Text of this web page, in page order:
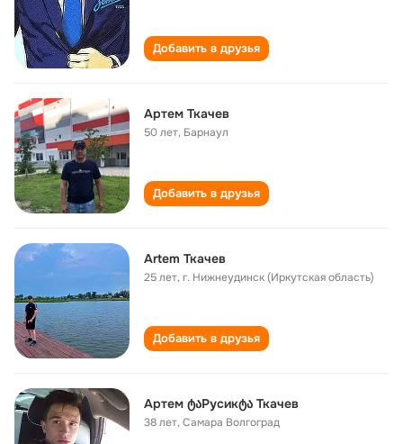
Добавить в друзья
Артем Ткачев
50 лет, Барнаул
Добавить в друзья
Artеm Ткачев
25 лет,г. Нижнеудинск (Иркутская область)
Добавить в друзья
Артем ტაРусикტა Ткачев
38 лет,Самара Волгоград